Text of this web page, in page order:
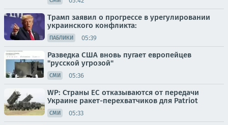
Трамп заявил о прогрессе в урегулировании
украинского конфликта:
ПАБЛИКИ 05:39
Разведка США вновь пугает европейцев
"русской угрозой"
СМИ 05:36
WP: Страны ЕС отказываются от передачи
Украине ракет-перехватчиков для Patriot
СМИ 05:33